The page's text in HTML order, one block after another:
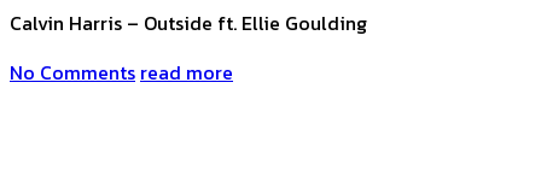
Calvin Harris – Outside ft. Ellie Goulding
No Comments read more